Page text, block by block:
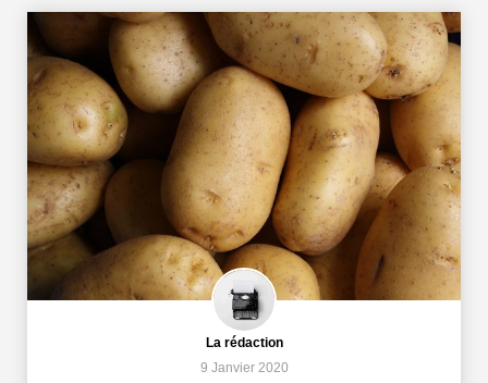
La rédaction
9 Janvier 2020